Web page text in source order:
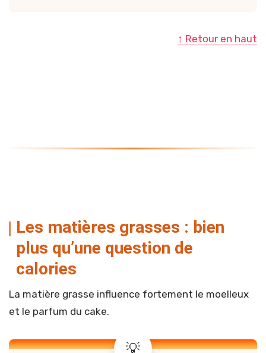
↑ Retour en haut
Les matières grasses : bien
plus qu’une question de
calories
La matière grasse influence fortement le moelleux
et le parfum du cake.